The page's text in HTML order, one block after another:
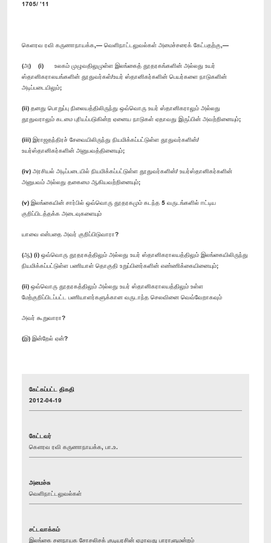
1705/ ’11
கெளரவ ரவி கருணாநாயக்க,— வெளிநாட்டலுவல்கள் அமைச்சரைக் கேட்பதற்கு,—
(அ) (i) உலகம் முழுவதிலுமுள்ள இலங்கைத் தூதரகங்களின் அல்லது உயர்
ஸ்தானிகராலயங்களின் தூதுவர்கள்/உயர் ஸ்தானிகர்களின் பெயர்களை நாடுகளின்
அடிப்படையிலும்;
(ii) தனது பொறுப்பு நிலையத்திலிருந்து ஒவ்வொரு உயர் ஸ்தானிகராலும் அல்லது
தூதுவராலும் கடமை புரியப்படுகின்ற ஏனைய நாடுகள் ஏதாவது இருப்பின் அவற்றினையும்;
(iii) இராஜதந்திரச் சேவையிலிருந்து நியமிக்கப்பட்டுள்ள தூதுவர்களின்/
உயர்ஸ்தானிகர்களின் அனுபவத்தினையும்;
(iv) அரசியல் அடிப்படையில் நியமிக்கப்பட்டுள்ள தூதுவர்களின்/ உயர்ஸ்தானிகர்களின்
அனுபவம் அல்லது தகைமை ஆகியவற்றினையும்;
(v) இலங்கையின் சார்பில் ஒவ்வொரு தூதரகமும் கடந்த 5 வருடங்களில் ஈட்டிய
குறிப்பிடத்தக்க அடைவுகளையும்
யாவை என்பதை அவர் குறிப்பிடுவாரா?
(ஆ) (i) ஒவ்வொரு தூதரகத்திலும் அல்லது உயர் ஸ்தானிகராலயத்திலும் இலங்கையிலிருந்து
நியமிக்கப்பட்டுள்ள பணியாள் தொகுதி உறுப்பினர்களின் எண்ணிக்கையினையும்;
(ii) ஒவ்வொரு தூதரகத்திலும் அல்லது உயர் ஸ்தானிகராலயத்திலும் உள்ள
மேற்குறிப்பிடப்பட்ட பணியாளர்களுக்கான வருடாந்த செலவினை வெவ்வேறாகவும்
அவர் கூறுவாரா?
(இ) இன்றேல் ஏன்?
கேட்கப்பட்ட திகதி
2012-04-19
கேட்டவர்
கௌரவ ரவி கருணாநாயக்க, பா.உ.
அமைச்சு
வெளிநாட்டலுவல்கள்
சட்டவாக்கம்
இலங்கை சனநாயக சோசலிசக் குடியரசின் ஏழாவது பாராளுமன்றம்